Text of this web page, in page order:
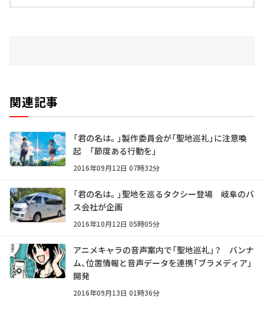
関連記事
「君の名は。」製作委員会が「聖地巡礼」に注意喚
起 「節度ある行動を」
2016年09月12日 07時32分
「君の名は。」聖地を巡るタクシー登場 岐阜のバ
ス会社が企画
2016年10月12日 05時05分
アニメキャラの音声案内で「聖地巡礼」？ バンナ
ム、位置情報と音声データを連携「ブラメディア」
開発
2016年09月13日 01時36分